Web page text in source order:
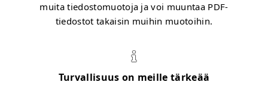
muita tiedostomuotoja ja voi muuntaa PDF-
tiedostot takaisin muihin muotoihin.
Turvallisuus on meille tärkeää